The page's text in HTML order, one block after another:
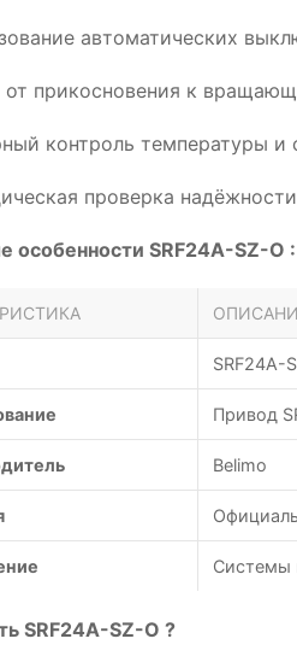
автоматических
от прикосновения к
контроль температуры
проверка
особенности SRF24A-SZ-O :
SRF24A-
Привод
Belimo
Системы
SRF24A-SZ-O ?